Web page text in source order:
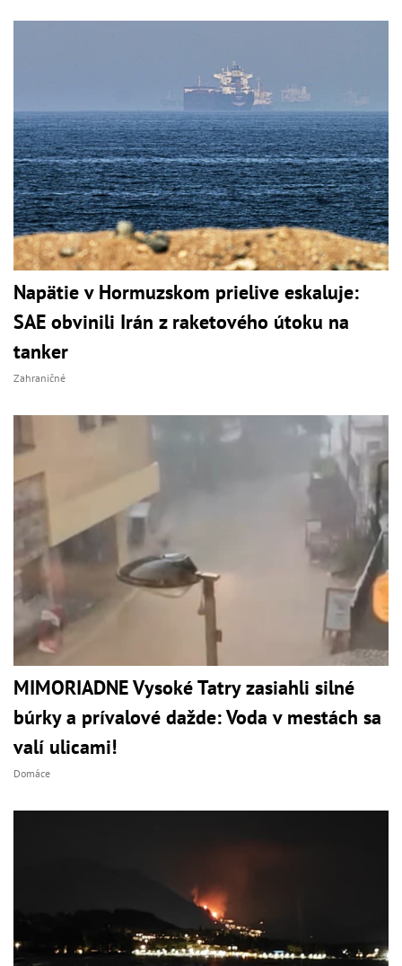
Napätie v Hormuzskom prielive eskaluje:
SAE obvinili Irán z raketového útoku na
tanker
Zahraničné
MIMORIADNE Vysoké Tatry zasiahli silné
búrky a prívalové dažde: Voda v mestách sa
valí ulicami!
Domáce